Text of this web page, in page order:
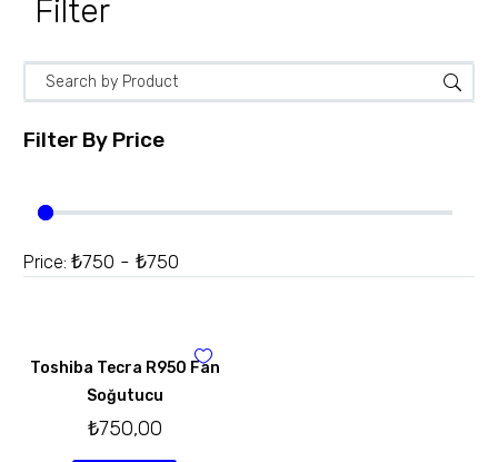
Filter
Filter By Price
Price: ₺750 - ₺750
Toshiba Tecra R950 Fan
Soğutucu
₺750,00